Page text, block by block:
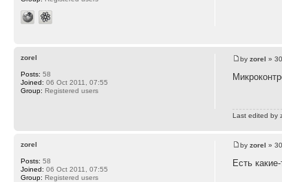
byzorel »
Last edited by
zorel
Posts: 58
Joined: 06 Oct 2011, 07:55
Group: Registered users
byzorel »
Есть
zorel
Posts: 58
Joined: 06 Oct 2011, 07:55
Group: Registered users